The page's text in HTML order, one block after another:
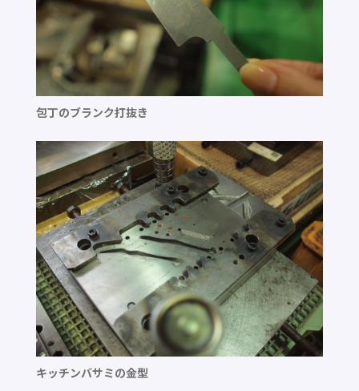
包丁のブランク打抜き
キッチンバサミの金型